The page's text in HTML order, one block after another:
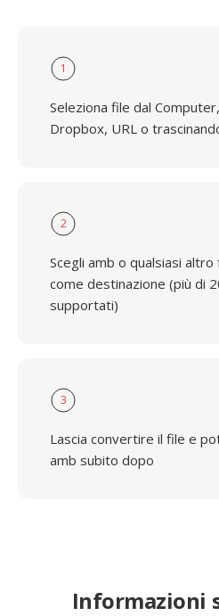
1
Seleziona file dal
Dropbox, URL o
2
Scegli amb o qualsiasi
come destinazione (più di
supportati)
3
Lascia convertire il file e
amb subito dopo
Informazioni